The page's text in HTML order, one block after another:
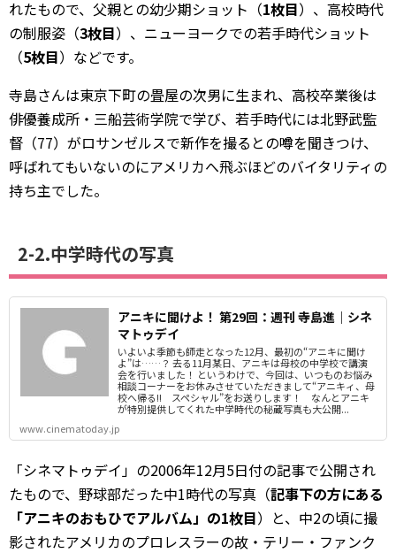
れたもので、父親との幼少期ショット（1枚目）、高校時代
の制服姿（3枚目）、ニューヨークでの若手時代ショット
（5枚目）などです。
寺島さんは東京下町の畳屋の次男に生まれ、高校卒業後は
俳優養成所・三船芸術学院で学び、若手時代には北野武監
督（77）がロサンゼルスで新作を撮るとの噂を聞きつけ、
呼ばれてもいないのにアメリカへ飛ぶほどのバイタリティの
持ち主でした。
2-2.中学時代の写真
アニキに聞けよ！ 第29回：週刊 寺島進｜シネ
マトゥデイ
いよいよ季節も師走となった12月、最初の“アニキに聞け
よ”は……？ 去る11月某日、アニキは母校の中学校で講演
会を行いました！ というわけで、今回は、いつものお悩み
相談コーナーをお休みさせていただきまして“アニキィ、母
校へ帰る!! スペシャル”をお送りします！ なんとアニキ
が特別提供してくれた中学時代の秘蔵写真も大公開...
www.cinematoday.jp
「シネマトゥデイ」の2006年12月5日付の記事で公開され
たもので、野球部だった中1時代の写真（記事下の方にある
「アニキのおもひでアルバム」の1枚目）と、中2の頃に撮
影されたアメリカのプロレスラーの故・テリー・ファンク